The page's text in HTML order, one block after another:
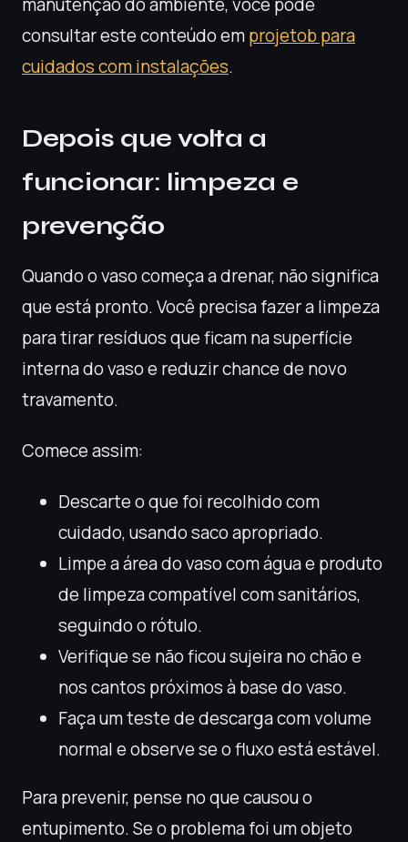
consultar este conteúdo emprojetob para
cuidados com instalações.
Depois que volta a
funcionar: limpeza e
prevenção
Quando o vaso começa a drenar, não significa
que está pronto. Você precisa fazer a limpeza
para tirar resíduos que ficam na superfície
interna do vaso e reduzir chance de novo
travamento.
Comece assim:
Descarte o que foi recolhido com
cuidado, usando saco apropriado.
Limpe a área do vaso com água e produto
de limpeza compatível com sanitários,
seguindo o rótulo.
Verifique se não ficou sujeira no chão e
nos cantos próximos à base do vaso.
Faça um teste de descarga com volume
normal e observe se o fluxo está estável.
Para prevenir, pense no que causou o
entupimento. Se o problema foi um objeto